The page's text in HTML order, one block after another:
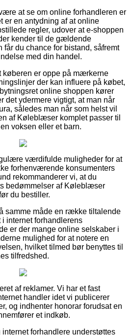
at se om online forhandleren er
er en antydning af at online
regler, udover at e-shoppen
kender til de gældende
får du chance for bistand, såfremt
med din handel.
køberen er oppe på mærkerne
der kan influere på købet,
online shoppen kører
det ydermere vigtigt, at man når
således man når som helst vil
af Køleblæser komplet passer til
voksen eller et barn.
værdifulde muligheder for at
forhenværende konsumenters
rekommanderer vi, at du
bedømmelser af Køleblæser
du bestiller.
samme måde en række tiltalende
i internet forhandlerens
er der mange online selskaber i
mulighed for at notere en
hvilket tilmed bør benyttes til
tilfredshed.
af reklamer. Vi har et fast
handler idet vi publicerer
og indhenter honorar forudsat en
et indkøb.
forhandlere understøttes